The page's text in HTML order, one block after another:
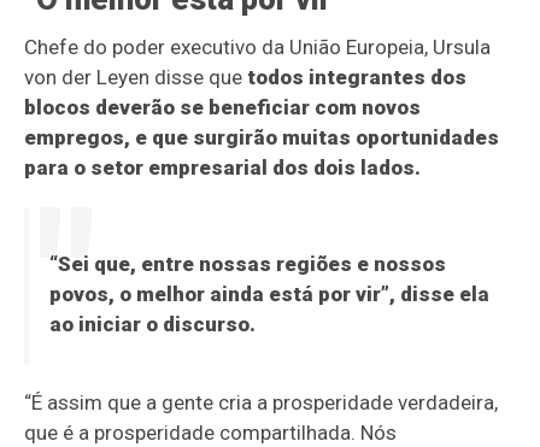
Chefe do poder executivo da União Europeia, Ursula
von der Leyen disse quetodos integrantes dos
blocos deverão se beneficiar com novos
empregos, e que surgirão muitas oportunidades
para o setor empresarial dos dois lados.
“Sei que, entre nossas regiões e nossos
povos, o melhor ainda está por vir”, disse ela
ao iniciar o discurso.
“É assim que a gente cria a prosperidade verdadeira,
que é a prosperidade compartilhada. Nós